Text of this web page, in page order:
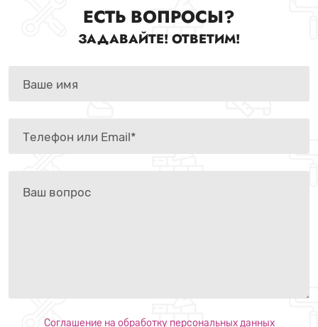
ЕСТЬ ВОПРОСЫ?
ЗАДАВАЙТЕ! ОТВЕТИМ!
Соглашение на обработку персональных данных